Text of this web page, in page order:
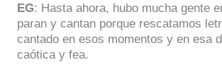
EG: Hasta ahora, hubo mucha gente
paran y cantan porque rescatamos
cantado en esos momentos y en esa
caótica y fea.